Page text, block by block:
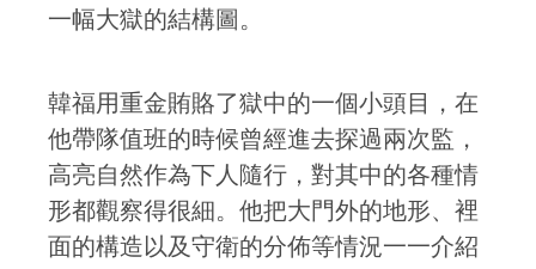
一幅大獄的結構圖。
韓福用重金賄賂了獄中的一個小頭目，在
他帶隊值班的時候曾經進去探過兩次監，
高亮自然作為下人隨行，對其中的各種情
形都觀察得很細。他把大門外的地形、裡
面的構造以及守衛的分佈等情況一一介紹